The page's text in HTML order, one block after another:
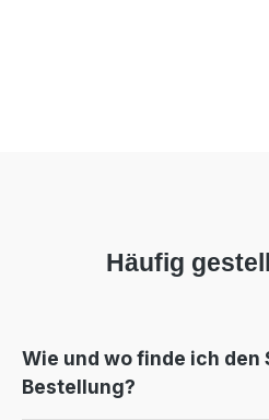
Häufig
Wie und wo finde ich den
Bestellung?